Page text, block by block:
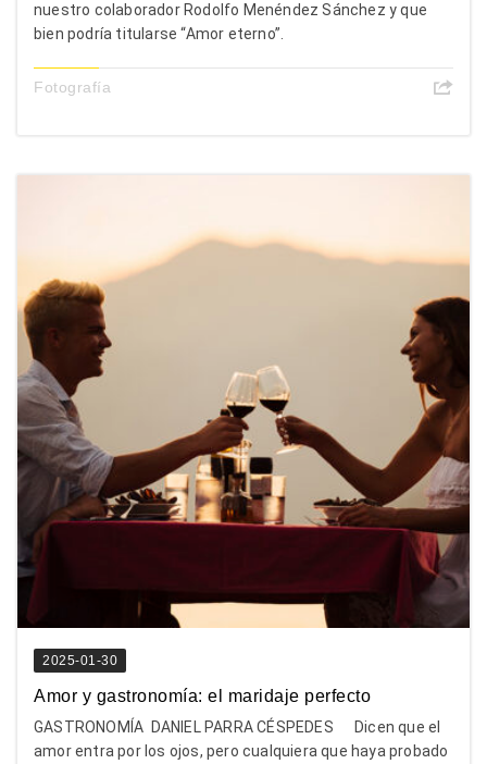
nuestro colaborador Rodolfo Menéndez Sánchez y que
bien podría titularse “Amor eterno”.
Fotografía
2025-01-30
Amor y gastronomía: el maridaje perfecto
GASTRONOMÍA DANIEL PARRA CÉSPEDES Dicen que el
amor entra por los ojos, pero cualquiera que haya probado